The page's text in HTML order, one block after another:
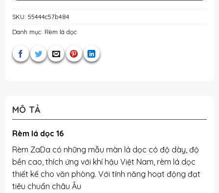
SKU: 55444c57b484
Danh mục: Rèm lá dọc
MÔ TẢ
Rèm lá dọc 16
Rèm ZaDa có những mẫu màn lá dọc có độ dày, độ
bền cao, thích ứng với khí hậu Việt Nam, rèm lá dọc
thiết kế cho văn phòng. Với tính năng hoạt động đạt
tiêu chuẩn châu Âu